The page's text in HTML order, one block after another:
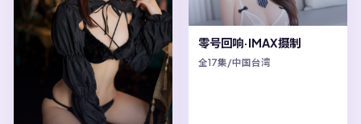
零号回响·IMAX摄制
全17集/中国台湾